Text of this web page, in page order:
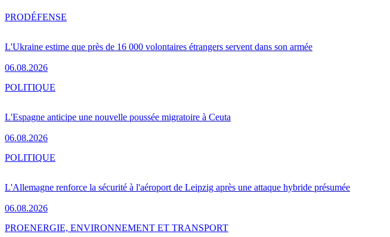
L'Ukraine estime que près de 16 000 volontaires étrangers servent dans son armée
06.08.2026
PRODÉFENSE
L'Espagne anticipe une nouvelle poussée migratoire à Ceuta
06.08.2026
POLITIQUE
L'Allemagne renforce la sécurité à l'aéroport de Leipzig après une attaque hybride présumée
06.08.2026
POLITIQUE
PROENERGIE, ENVIRONNEMENT ET TRANSPORT